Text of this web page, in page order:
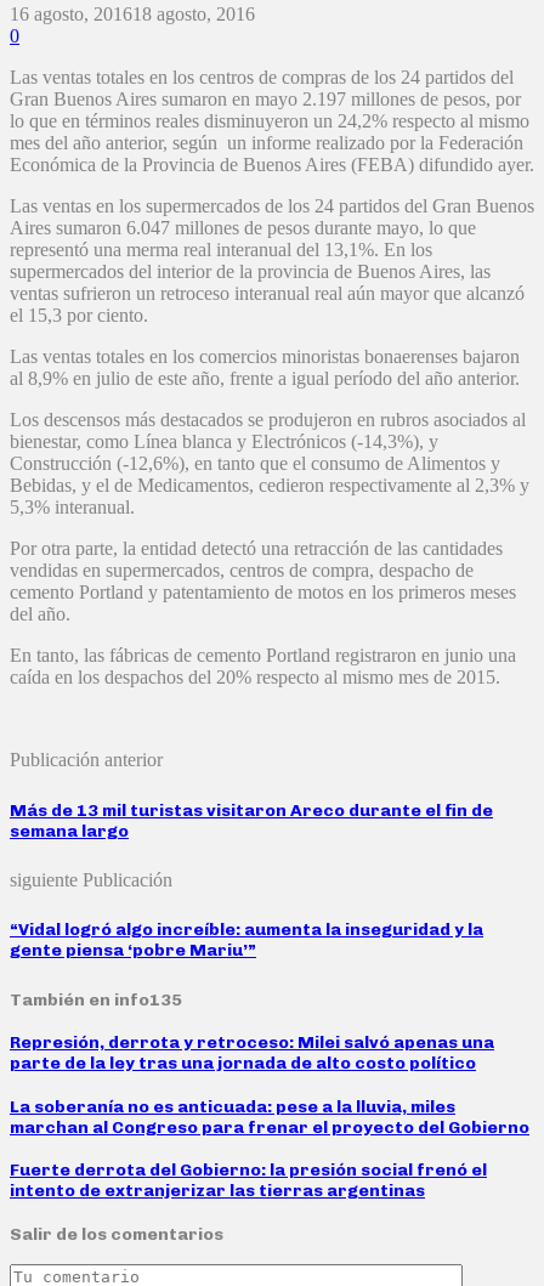
16 agosto, 201618 agosto, 2016
0
Las ventas totales en los centros de compras de los 24 partidos del
Gran Buenos Aires sumaron en mayo 2.197 millones de pesos, por
lo que en términos reales disminuyeron un 24,2% respecto al mismo
mes del año anterior, según un informe realizado por la Federación
Económica de la Provincia de Buenos Aires (FEBA) difundido ayer.
Las ventas en los supermercados de los 24 partidos del Gran Buenos
Aires sumaron 6.047 millones de pesos durante mayo, lo que
representó una merma real interanual del 13,1%. En los
supermercados del interior de la provincia de Buenos Aires, las
ventas sufrieron un retroceso interanual real aún mayor que alcanzó
el 15,3 por ciento.
Las ventas totales en los comercios minoristas bonaerenses bajaron
al 8,9% en julio de este año, frente a igual período del año anterior.
Los descensos más destacados se produjeron en rubros asociados al
bienestar, como Línea blanca y Electrónicos (-14,3%), y
Construcción (-12,6%), en tanto que el consumo de Alimentos y
Bebidas, y el de Medicamentos, cedieron respectivamente al 2,3% y
5,3% interanual.
Por otra parte, la entidad detectó una retracción de las cantidades
vendidas en supermercados, centros de compra, despacho de
cemento Portland y patentamiento de motos en los primeros meses
del año.
En tanto, las fábricas de cemento Portland registraron en junio una
caída en los despachos del 20% respecto al mismo mes de 2015.
Publicación anterior
Más de 13 mil turistas visitaron Areco durante el fin de
semana largo
siguiente Publicación
“Vidal logró algo increíble: aumenta la inseguridad y la
gente piensa ‘pobre Mariu’”
También en info135
Represión, derrota y retroceso: Milei salvó apenas una
parte de la ley tras una jornada de alto costo político
La soberanía no es anticuada: pese a la lluvia, miles
marchan al Congreso para frenar el proyecto del Gobierno
Fuerte derrota del Gobierno: la presión social frenó el
intento de extranjerizar las tierras argentinas
Salir de los comentarios